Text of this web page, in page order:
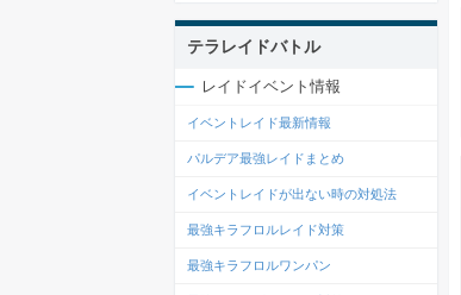
テラレイドバトル
レイドイベント情報
イベントレイド最新情報
パルデア最強レイドまとめ
イベントレイドが出ない時の対処法
最強キラフロルレイド対策
最強キラフロルワンパン